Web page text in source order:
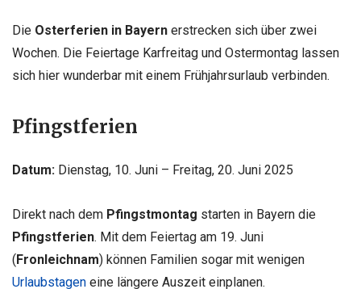
Die Osterferien in Bayern erstrecken sich über zwei
Wochen. Die Feiertage Karfreitag und Ostermontag lassen
sich hier wunderbar mit einem Frühjahrsurlaub verbinden.
Pfingstferien
Datum: Dienstag, 10. Juni – Freitag, 20. Juni 2025
Direkt nach dem Pfingstmontag starten in Bayern die
Pfingstferien. Mit dem Feiertag am 19. Juni
(Fronleichnam) können Familien sogar mit wenigen
Urlaubstagen eine längere Auszeit einplanen.